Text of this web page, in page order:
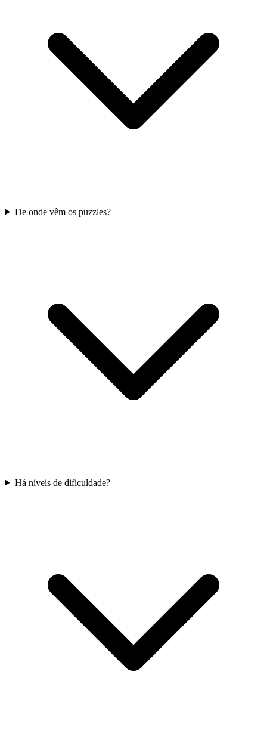
De onde vêm os puzzles?
Há níveis de dificuldade?